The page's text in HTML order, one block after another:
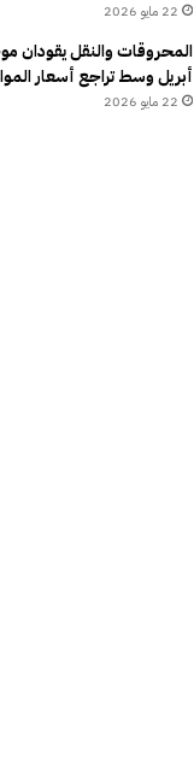
22 مايو 2026
المحروقات والنقل يقودان
أبريل وسط تراجع أسعار
22 مايو 2026